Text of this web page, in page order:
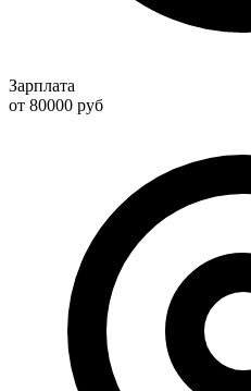
Зарплата
от 80000 руб